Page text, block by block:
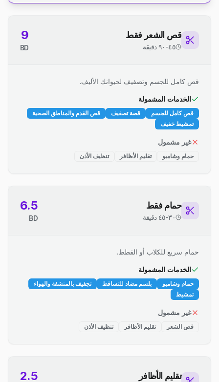
قص الشعر فقط
٤٥-٩٠ دقيقة
9
BD
قص كامل للجسم وتصفيف لحيوانك الأليف.
الخدمات المشمولة
قص كامل للجسم قصة تصفيف
قص القدم والمناطق الصحية
تمشيط خفيف
غير مشمول
حمام وشامبو تقليم الأظافر تنظيف الأذن
حمام فقط
٣٠-٤٥ دقيقة
6.5
BD
حمام سريع للكلاب أو القطط.
الخدمات المشمولة
حمام وشامبو بلسم مضاد للتساقط
تجفيف بالمنشفة والهواء
تمشيط
غير مشمول
قص الشعر تقليم الأظافر تنظيف الأذن
تقليم الأظافر 2.5